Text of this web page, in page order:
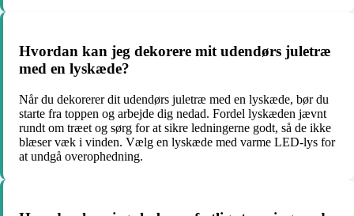
Hvordan kan jeg dekorere mit udendørs juletræ
med en lyskæde?
Når du dekorerer dit udendørs juletræ med en lyskæde, bør du
starte fra toppen og arbejde dig nedad. Fordel lyskæden jævnt
rundt om træet og sørg for at sikre ledningerne godt, så de ikke
blæser væk i vinden. Vælg en lyskæde med varme LED-lys for
at undgå overophedning.